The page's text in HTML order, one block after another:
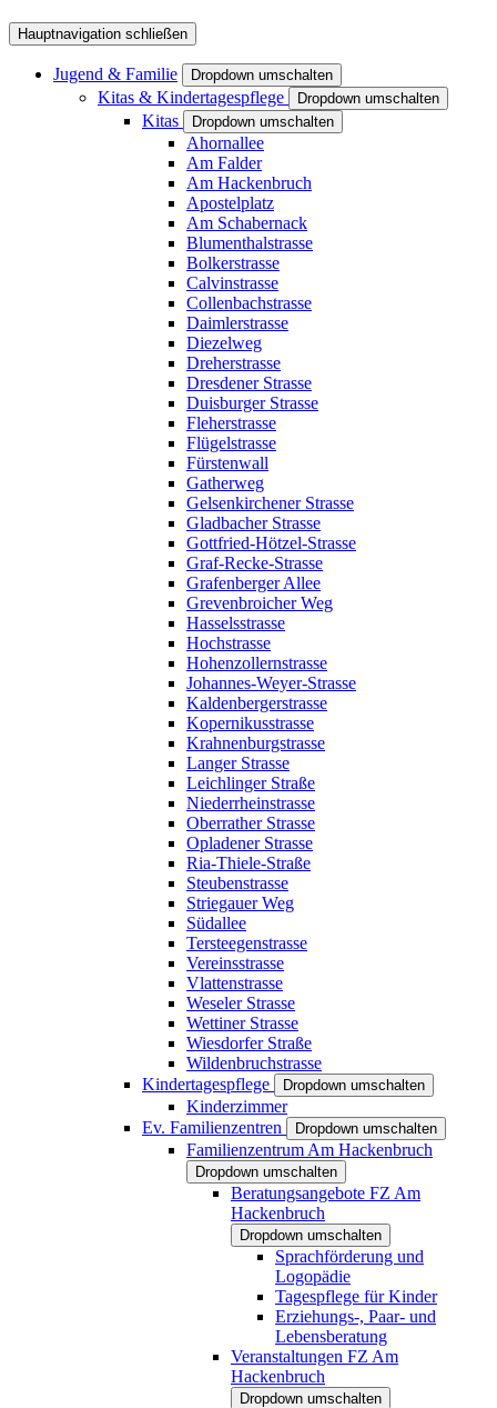
Hauptnavigation schließen
Jugend & Familie Dropdown umschalten
Kitas & Kindertagespflege Dropdown umschalten
Kitas Dropdown umschalten
Ahornallee
Am Falder
Am Hackenbruch
Apostelplatz
Am Schabernack
Blumenthalstrasse
Bolkerstrasse
Calvinstrasse
Collenbachstrasse
Daimlerstrasse
Diezelweg
Dreherstrasse
Dresdener Strasse
Duisburger Strasse
Fleherstrasse
Flügelstrasse
Fürstenwall
Gatherweg
Gelsenkirchener Strasse
Gladbacher Strasse
Gottfried-Hötzel-Strasse
Graf-Recke-Strasse
Grafenberger Allee
Grevenbroicher Weg
Hasselsstrasse
Hochstrasse
Hohenzollernstrasse
Johannes-Weyer-Strasse
Kaldenbergerstrasse
Kopernikusstrasse
Krahnenburgstrasse
Langer Strasse
Leichlinger Straße
Niederrheinstrasse
Oberrather Strasse
Opladener Strasse
Ria-Thiele-Straße
Steubenstrasse
Striegauer Weg
Südallee
Tersteegenstrasse
Vereinsstrasse
Vlattenstrasse
Weseler Strasse
Wettiner Strasse
Wiesdorfer Straße
Wildenbruchstrasse
Kindertagespflege
Dropdown umschalten
Kinderzimmer
Ev. Familienzentren
Dropdown umschalten
Familienzentrum Am Hackenbruch
Dropdown umschalten
Beratungsangebote FZ Am
Hackenbruch
Dropdown umschalten
Sprachförderung und
Logopädie
Tagespflege für Kinder
Erziehungs-, Paar- und
Lebensberatung
Veranstaltungen FZ Am
Hackenbruch
Dropdown umschalten